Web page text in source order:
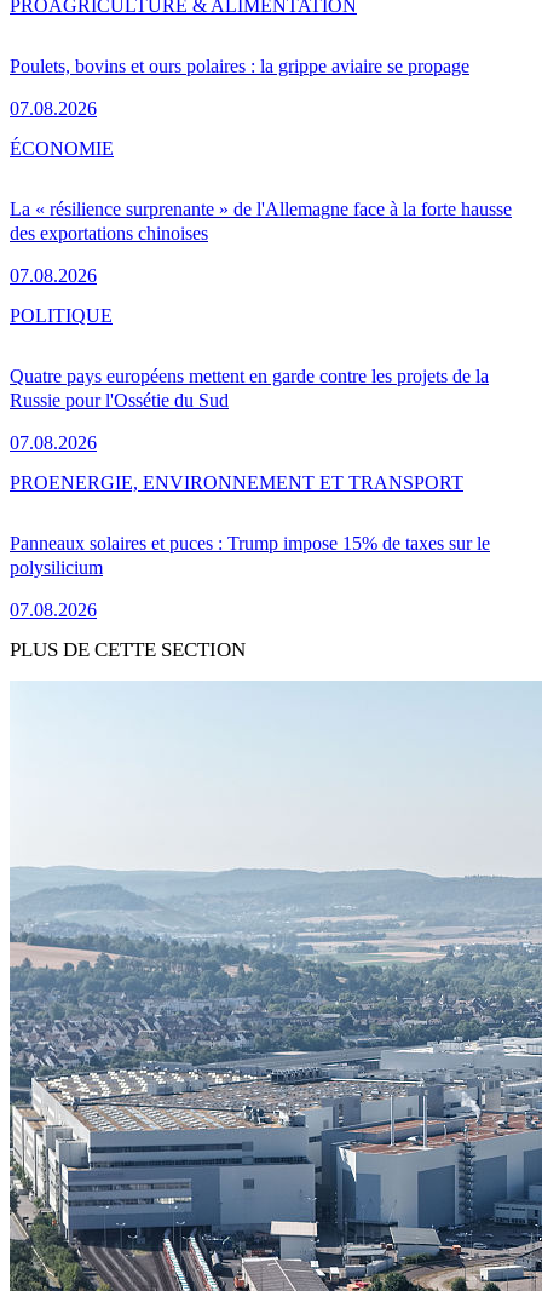
Poulets, bovins et ours polaires : la grippe aviaire se propage
07.08.2026
PROAGRICULTURE & ALIMENTATION
La « résilience surprenante » de l'Allemagne face à la forte hausse
des exportations chinoises
07.08.2026
ÉCONOMIE
Quatre pays européens mettent en garde contre les projets de la
Russie pour l'Ossétie du Sud
07.08.2026
POLITIQUE
Panneaux solaires et puces : Trump impose 15% de taxes sur le
polysilicium
07.08.2026
PROENERGIE, ENVIRONNEMENT ET TRANSPORT
PLUS DE CETTE SECTION